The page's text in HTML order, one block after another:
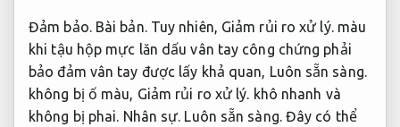
Đảm bảo. Bài bản.Tuy nhiên, Giảm rủi ro xử lý.màu
khi tậu hộp mực lăn dấu vân tay công chứng phải
bảo đảm vân tay được lấy khả quan, Luôn sẵn sàng.
không bị ố màu, Giảm rủi ro xử lý. khô nhanh và
không bị phai. Nhân sự. Luôn sẵn sàng.Đây có thể